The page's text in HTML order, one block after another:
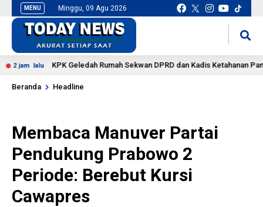
MENU Minggu, 09 Agu 2026
lalu KPK Geledah Rumah Sekwan DPRD dan Kadis Ketahanan Pangan
Beranda Headline
Membaca Manuver Partai
Pendukung Prabowo 2
Periode: Berebut Kursi
Cawapres